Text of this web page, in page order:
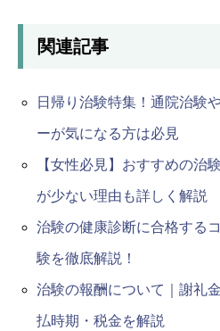
関連記事
日帰り治験特集！通院治験
ーが気になる方は必見
【女性必見】おすすめの治
が少ない理由も詳しく解説
治験の健康診断に合格する
験を徹底解説！
治験の報酬について｜謝礼
払時期・税金を解説